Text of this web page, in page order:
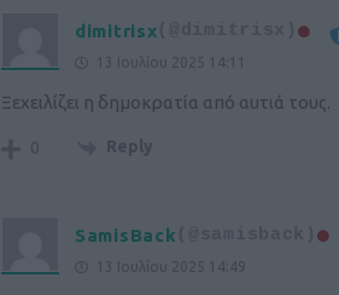
dimitrisx
13 Ιουλίου 2025 14:11
Ξεχειλίζει η δημοκρατία από αυτιά τους.
0 Reply
SamisBack
13 Ιουλίου 2025 14:49